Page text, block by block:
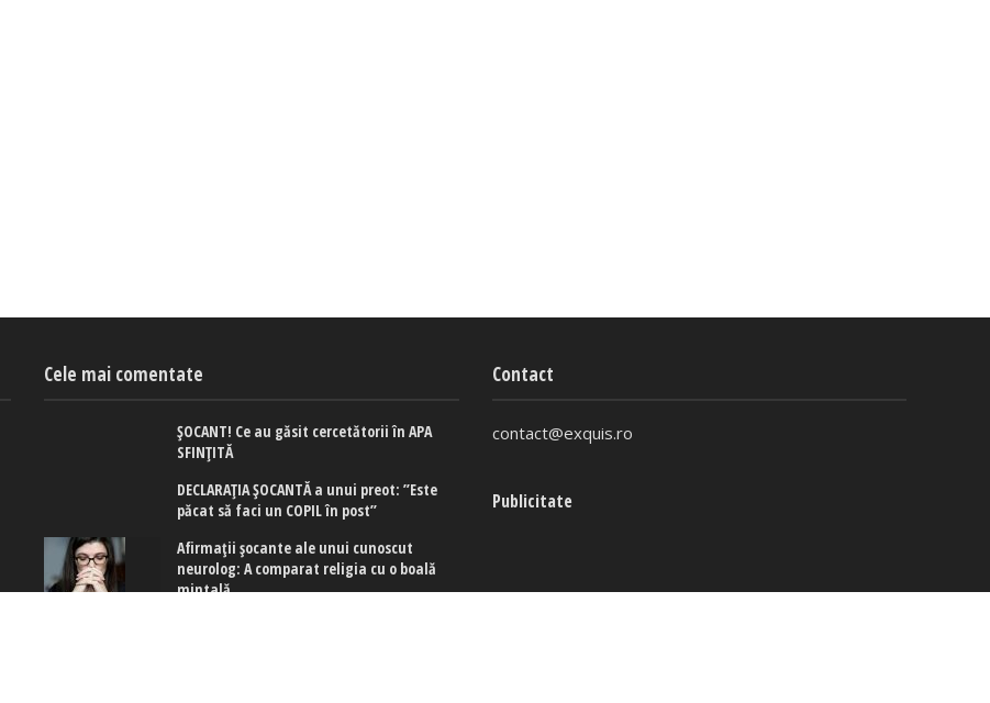
Cele mai comentate
ȘOCANT! Ce au găsit cercetătorii în APA
SFINȚITĂ
DECLARAȚIA ȘOCANTĂ a unui preot: ”Este
păcat să faci un COPIL în post”
Afirmaţii şocante ale unui cunoscut
neurolog: A comparat religia cu o boală
mintală
Contact
contact@exquis.ro
Publicitate